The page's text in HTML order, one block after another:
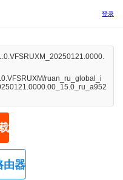
登录
ruan_ru_global_i
由器